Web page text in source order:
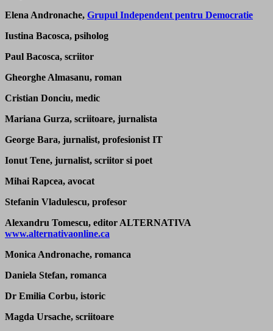
Elena Andronache, Grupul Independent pentru Democratie
Iustina Bacosca, psiholog
Paul Bacosca, scriitor
Gheorghe Almasanu, roman
Cristian Donciu, medic
Mariana Gurza, scriitoare, jurnalista
George Bara, jurnalist, profesionist IT
Ionut Tene, jurnalist, scriitor si poet
Mihai Rapcea, avocat
Stefanin Vladulescu, profesor
Alexandru Tomescu, editor ALTERNATIVA
www.alternativaonline.ca
Monica Andronache, romanca
Daniela Stefan, romanca
Dr Emilia Corbu, istoric
Magda Ursache, scriitoare